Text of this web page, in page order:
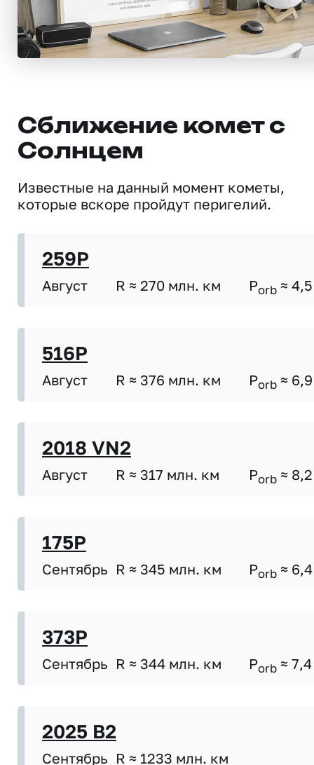
Сближение комет с
Солнцем
Известные на данный момент кометы,
которые вскоре пройдут перигелий.
259P
Август R ≈ 270 млн. км Porb ≈ 4,5
516P
Август R ≈ 376 млн. км Porb ≈ 6,9
2018 VN2
Август R ≈ 317 млн. км Porb ≈ 8,2
175P
Сентябрь R ≈ 345 млн. км Porb ≈ 6,4
373P
Сентябрь R ≈ 344 млн. км Porb ≈ 7,4
2025 B2
Сентябрь R ≈ 1233 млн. км